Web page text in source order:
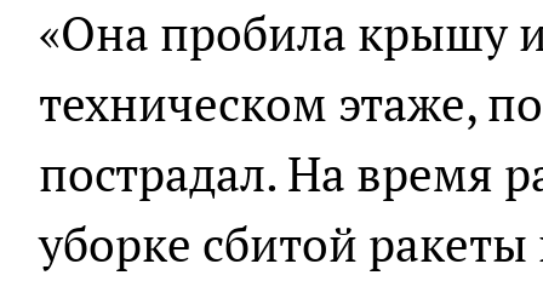
«Она пробила крышу
техническом этаже,
пострадал. На время
уборке сбитой